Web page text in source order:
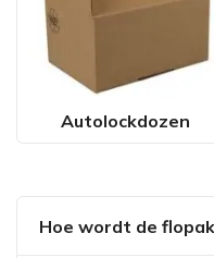
Autolockdozen
Hoe wordt de